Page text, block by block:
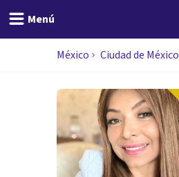
Menú
México Ciudad de México